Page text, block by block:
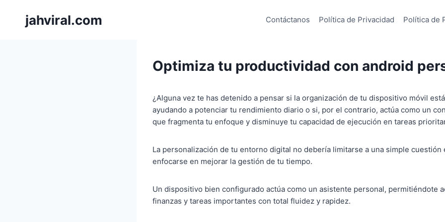
jahviral.com Contáctanos Política de Privacidad Política de
Optimiza tu productividad con android
¿Alguna vez te has detenido a pensar si la organización de tu dispositivo móvil
ayudando a potenciar tu rendimiento diario o si, por el contrario, actúa como un
que fragmenta tu enfoque y disminuye tu capacidad de ejecución en tareas
La personalización de tu entorno digital no debería limitarse a una simple cuestión
enfocarse en mejorar la gestión de tu tiempo.
Un dispositivo bien configurado actúa como un asistente personal, permitiéndote
finanzas y tareas importantes con total fluidez y rapidez.